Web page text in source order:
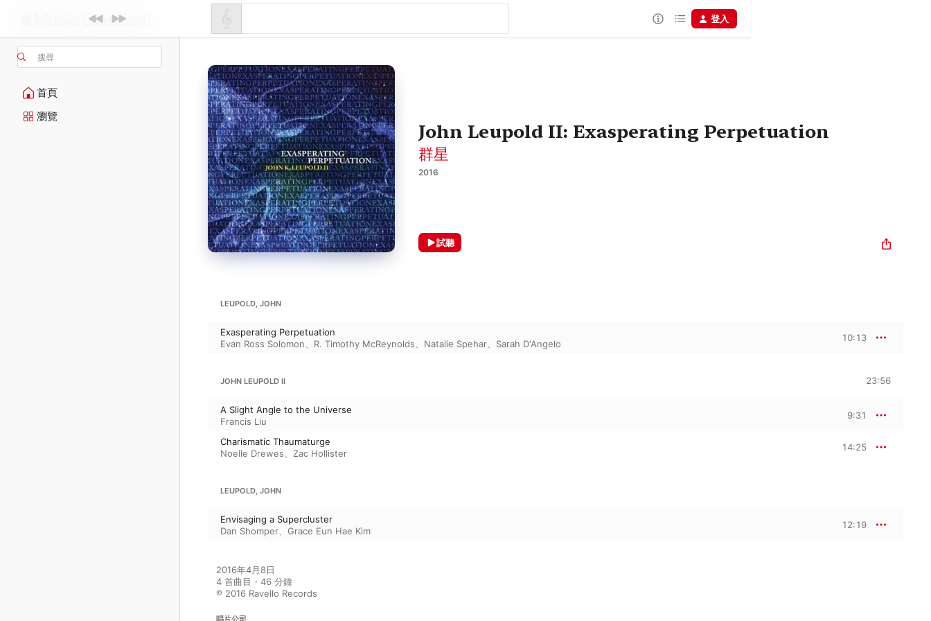
搜尋
首頁
瀏覽
登入
John Leupold II: Exasperating Perpetuation
群星
2016
試聽
LEUPOLD, JOHN
Exasperating Perpetuation
Evan Ross Solomon
R. Timothy McReynolds Natalie Spehar Sarah D'Angelo
10:13
JOHN LEUPOLD II 23:56
A Slight Angle to the Universe
Francis Liu
9:31
Charismatic Thaumaturge
Noelle Drewes
Zac Hollister
14:25
LEUPOLD, JOHN
Envisaging a Supercluster
Dan Shomper
Grace Eun Hae Kim
12:19
2016年4月8日
4 首曲目・46 分鐘
℗ 2016 Ravello Records
唱片公司